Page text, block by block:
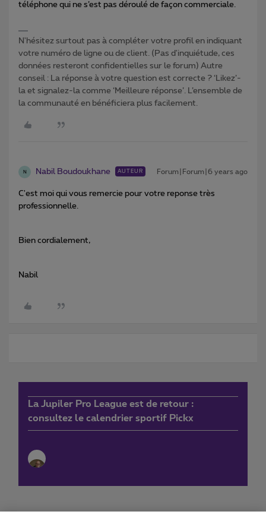
téléphone qui ne s’est pas déroulé de façon commerciale.
N'hésitez surtout pas à compléter votre profil en indiquant
votre numéro de ligne ou de client. (Pas d'inquiétude, ces
données resteront confidentielles sur le forum) Autre
conseil : La réponse à votre question est correcte ? ‘Likez’-
la et signalez-la comme ‘Meilleure réponse’. L’ensemble de
la communauté en bénéficiera plus facilement.
N Nabil Boudoukhane AUTEUR Forum|Forum|6 years ago
C'est moi qui vous remercie pour votre reponse très
professionnelle.
Bien cordialement,
Nabil
La Jupiler Pro League est de retour :
consultez le calendrier sportif Pickx